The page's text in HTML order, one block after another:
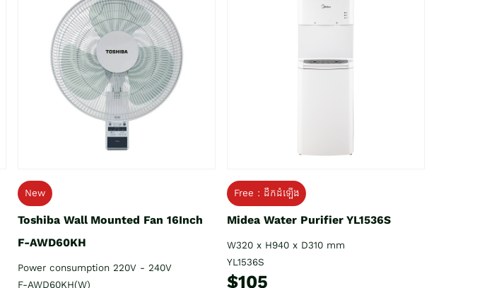
New
Toshiba Wall Mounted Fan 16Inch
F-AWD60KH
Power consumption 220V - 240V
F-AWD60KH(W)
Free : ដឹកដំឡើង
Midea Water Purifier YL1536S
W320 x H940 x D310 mm
YL1536S
$105